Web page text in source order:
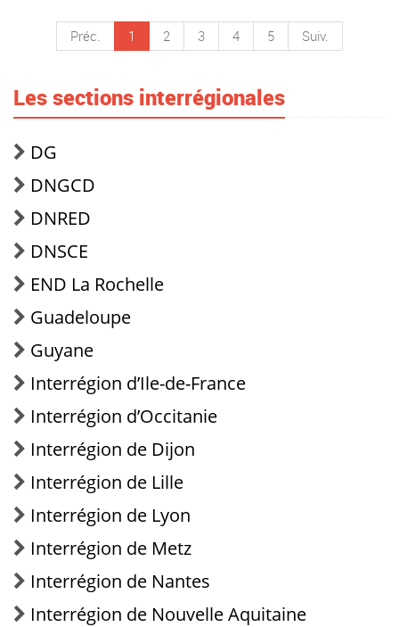
Préc. 1 2 3 4 5 Suiv.
Les sections interrégionales
DG
DNGCD
DNRED
DNSCE
END La Rochelle
Guadeloupe
Guyane
Interrégion d’Ile-de-France
Interrégion d’Occitanie
Interrégion de Dijon
Interrégion de Lille
Interrégion de Lyon
Interrégion de Metz
Interrégion de Nantes
Interrégion de Nouvelle Aquitaine